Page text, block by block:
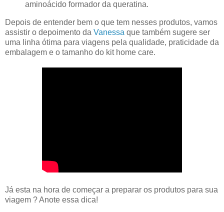
aminoácido formador da queratina.
Depois de entender bem o que tem nesses produtos, vamos
assistir o depoimento da Vanessa que também sugere ser
uma linha ótima para viagens pela qualidade, praticidade da
embalagem e o tamanho do kit home care.
Já esta na hora de começar a preparar os produtos para sua
viagem ? Anote essa dica!